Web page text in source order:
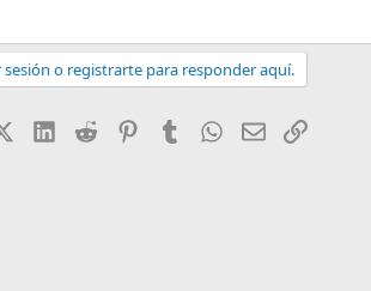
sesión o registrarte para responder aquí.
X (Twitter)
LinkedIn
Reddit PinterestTumblr WhatsApp
EmailEnlace